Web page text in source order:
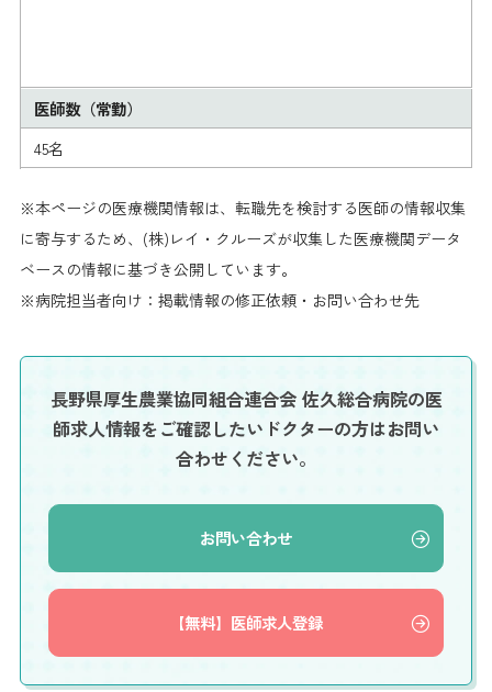
医師数（常勤）
45名
※本ページの医療機関情報は、転職先を検討する医師の情報収集
に寄与するため、(株)レイ・クルーズが収集した医療機関データ
ベースの情報に基づき公開しています。
※病院担当者向け：掲載情報の修正依頼・お問い合わせ先
長野県厚生農業協同組合連合会 佐久総合病院の医
師求人情報をご確認したいドクターの方はお問い
合わせください。
お問い合わせ
【無料】医師求人登録